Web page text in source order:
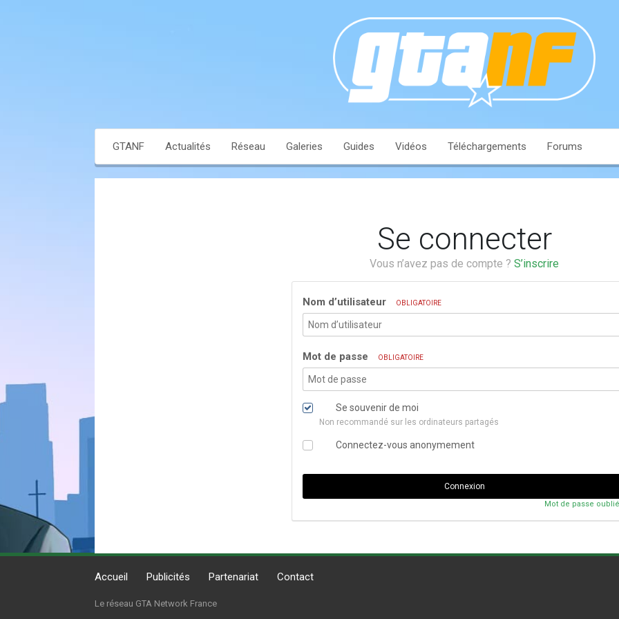
GTANF Actualités Réseau Galeries Guides Vidéos Téléchargements Forums
Se connecter
Vous n’avez pas de compte ? S’inscrire
Nom d’utilisateur OBLIGATOIRE
Mot de passe OBLIGATOIRE
Se souvenir de moi
Non recommandé sur les ordinateurs partagés
Connectez-vous anonymement
Connexion
Mot de passe
Accueil Publicités Partenariat Contact
Le réseau GTA Network France